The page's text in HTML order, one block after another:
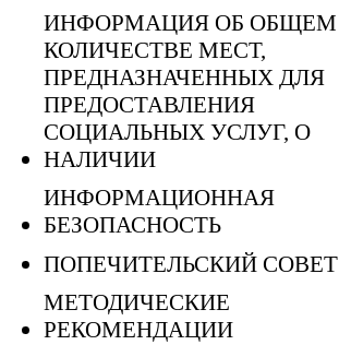
ИНФОРМАЦИЯ ОБ ОБЩЕМ
КОЛИЧЕСТВЕ МЕСТ,
ПРЕДНАЗНАЧЕННЫХ ДЛЯ
ПРЕДОСТАВЛЕНИЯ
СОЦИАЛЬНЫХ УСЛУГ, О
НАЛИЧИИ
ИНФОРМАЦИОННАЯ
БЕЗОПАСНОСТЬ
ПОПЕЧИТЕЛЬСКИЙ СОВЕТ
МЕТОДИЧЕСКИЕ
РЕКОМЕНДАЦИИ